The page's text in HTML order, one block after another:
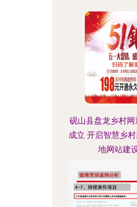
砚山县盘龙乡村
成立 开启智慧乡
地网站建